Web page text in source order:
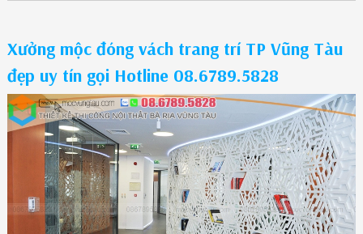
Xưởng mộc đóng vách trang trí TP Vũng Tàu
đẹp uy tín gọi Hotline 08.6789.5828